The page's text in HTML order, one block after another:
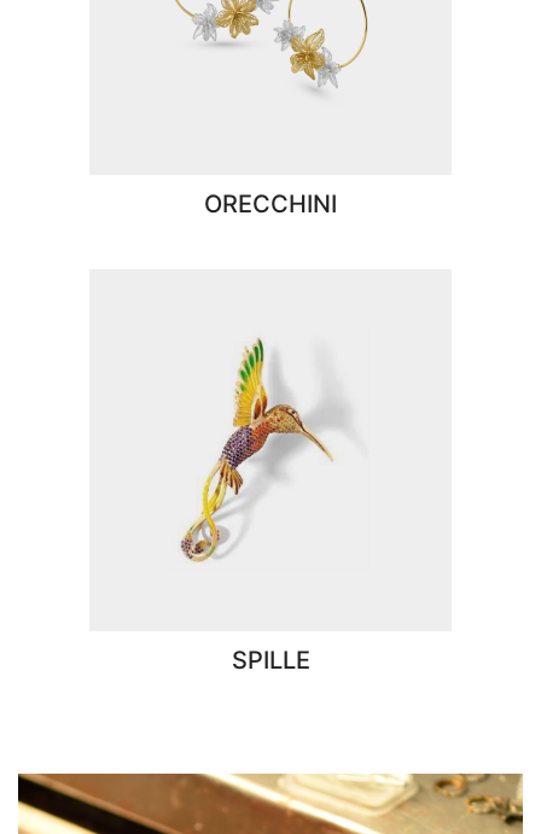
ORECCHINI
SPILLE